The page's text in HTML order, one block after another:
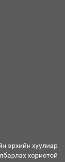
буй ДЦС-ын
эрхийн хуулиар
хориотой